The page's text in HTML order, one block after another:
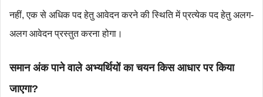
नहीं, एक से अधिक पद हेतु आवेदन करने की स्थिति में प्रत्येक पद हेतु अलग-
अलग आवेदन प्रस्तुत करना होगा।
समान अंक पाने वाले अभ्यर्थियों का चयन किस आधार पर किया
जाएगा?